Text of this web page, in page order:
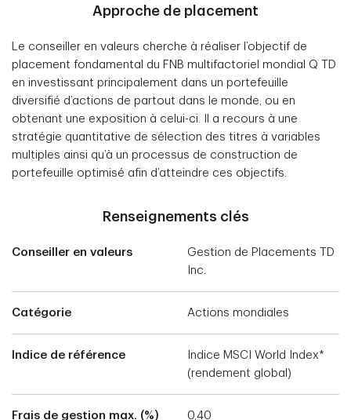
Approche de placement
Le conseiller en valeurs cherche à réaliser l’objectif de
placement fondamental du FNB multifactoriel mondial Q TD
en investissant principalement dans un portefeuille
diversifié d’actions de partout dans le monde, ou en
obtenant une exposition à celui-ci. Il a recours à une
stratégie quantitative de sélection des titres à variables
multiples ainsi qu’à un processus de construction de
portefeuille optimisé afin d’atteindre ces objectifs.
Renseignements clés
Conseiller en valeurs
Gestion de Placements TD
Inc.
Catégorie Actions mondiales
Indice de référence
Indice MSCI World Index*
(rendement global)
Frais de gestion max. (%) 0,40